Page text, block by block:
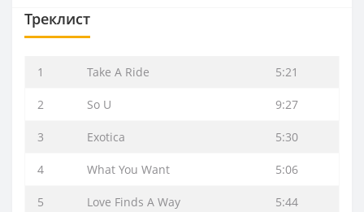
Треклист
1 Take A Ride 5:21
2 So U 9:27
3 Exotica 5:30
4 What You Want 5:06
5 Love Finds A Way 5:44